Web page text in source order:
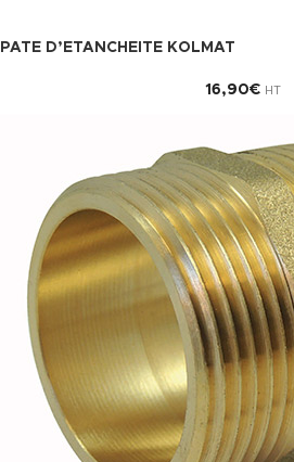
PATE D’ETANCHEITE KOLMAT
16,90€ HT